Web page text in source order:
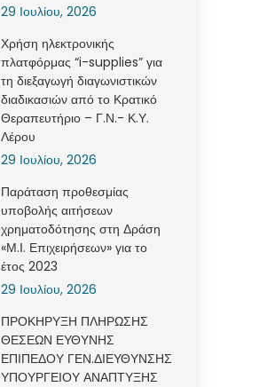
29 Ιουλίου, 2026
Χρήση ηλεκτρονικής
πλατφόρμας “i-supplies” για
τη διεξαγωγή διαγωνιστικών
διαδικασιών από το Κρατικό
Θεραπευτήριο – Γ.Ν.- Κ.Υ.
Λέρου
29 Ιουλίου, 2026
Παράταση προθεσμίας
υποβολής αιτήσεων
χρηματοδότησης στη Δράση
«Μ.Ι. Επιχειρήσεων» για το
έτος 2023
29 Ιουλίου, 2026
ΠΡΟΚΗΡΥΞΗ ΠΛΗΡΩΣΗΣ
ΘΕΣΕΩΝ ΕΥΘΥΝΗΣ
ΕΠΙΠΕΔΟΥ ΓΕΝ.ΔΙΕΥΘΥΝΣΗΣ
ΥΠΟΥΡΓΕΙΟΥ ΑΝΑΠΤΥΞΗΣ